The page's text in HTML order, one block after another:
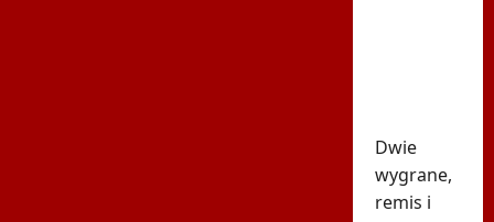
Dwie
wygrane,
remis i